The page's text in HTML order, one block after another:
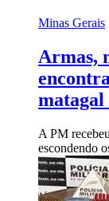
Minas Gerais
Armas,
A PM
escondendo